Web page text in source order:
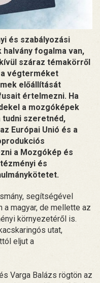
és szabályozási
fogalma van,
száraz témakörről
a végterméket
előállítását
értelmezni. Ha
a mozgóképek
tudni szeretnéd,
Európai Unió és a
a Mozgókép és
és
segítségével
magyar, de mellette az
környezetéről is.
utat,
eljut a
Varga Balázs rögtön az